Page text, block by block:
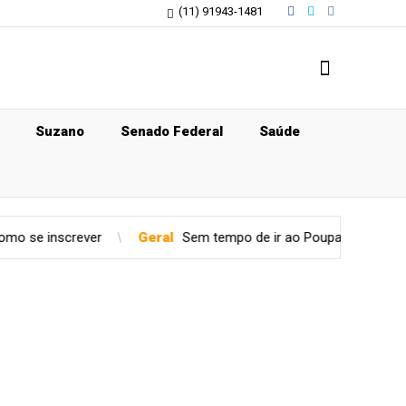
(11) 91943-1481
Suzano Senado Federal Saúde
Geral Sem tempo de ir ao Poupatempo? Veja estações de